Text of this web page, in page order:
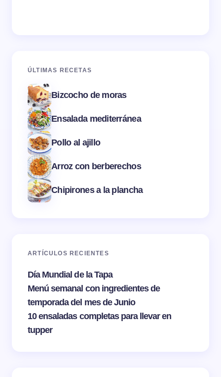
ÚLTIMAS RECETAS
Bizcocho de moras
Ensalada mediterránea
Pollo al ajillo
Arroz con berberechos
Chipirones a la plancha
ARTÍCULOS RECIENTES
Día Mundial de la Tapa
Menú semanal con ingredientes de
temporada del mes de Junio
10 ensaladas completas para llevar en
tupper